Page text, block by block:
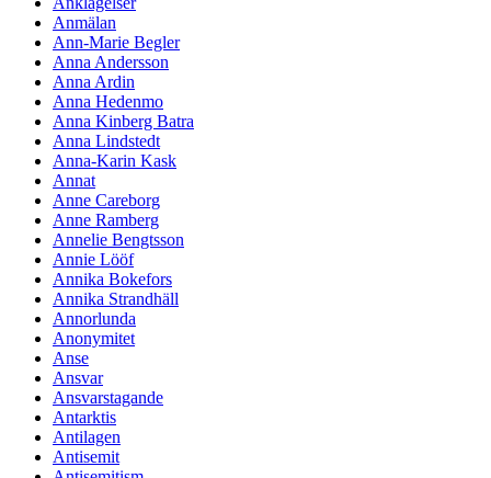
Anmälan
Ann-Marie Begler
Anna Andersson
Anna Ardin
Anna Hedenmo
Anna Kinberg Batra
Anna Lindstedt
Anna-Karin Kask
Annat
Anne Careborg
Anne Ramberg
Annelie Bengtsson
Annie Lööf
Annika Bokefors
Annika Strandhäll
Annorlunda
Anonymitet
Anse
Ansvar
Ansvarstagande
Antarktis
Antilagen
Antisemit